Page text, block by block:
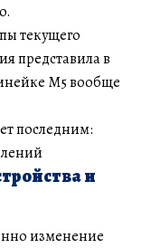
текущего
представила в
M5 вообще
последним:
и
изменение